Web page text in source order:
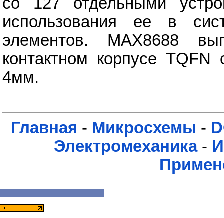
со 127 отдельными
использования ее в
элементов. MAX8688
контактном корпусе
4мм.
Главная - Микросхемы -
Электромеханика-